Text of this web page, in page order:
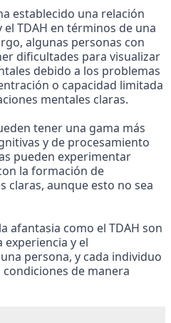
establecido una relación
TDAH en términos de una
algunas personas con
dificultades para visualizar
debido a los problemas
o capacidad limitada
mentales claras.
tener una gama más
y de procesamiento
pueden experimentar
la formación de
claras, aunque esto no sea
afantasia como el TDAH son
experiencia y el
persona, y cada individuo
de manera